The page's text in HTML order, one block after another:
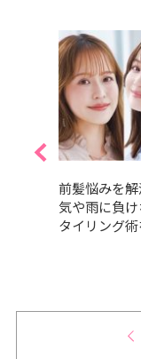
前髪悩みを
気や雨に負
タイリング